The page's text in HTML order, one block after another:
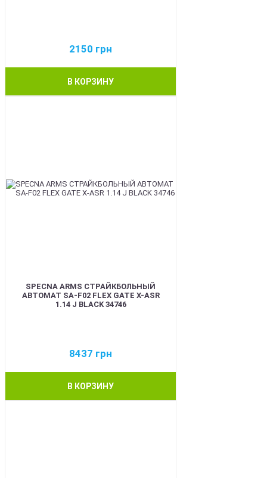
2150 грн
В КОРЗИНУ
SPECNA ARMS СТРАЙКБОЛЬНЫЙ
АВТОМАТ SA-F02 FLEX GATE X-ASR
1.14 J BLACK 34746
8437 грн
В КОРЗИНУ